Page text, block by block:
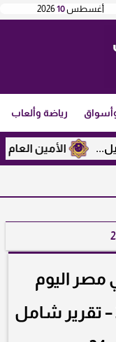
أغسطس10
2026
رياضة وألعاب
الأمين العام لرابطة
مصر اليوم
السبت 30 أغسطس 2025 – تقرير شامل